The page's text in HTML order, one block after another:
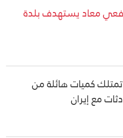
معاد يستهدف بلدة
تمتلك كميات هائلة من
مع إيران